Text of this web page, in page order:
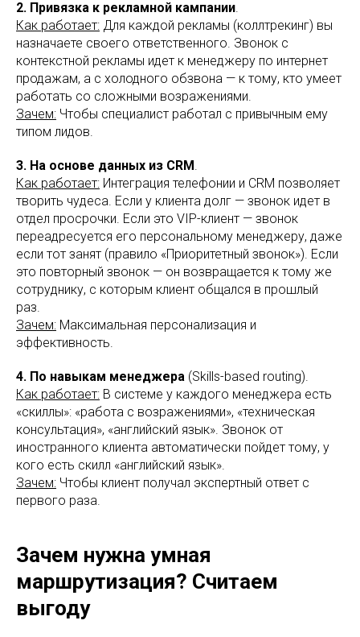
2. Привязка к рекламной кампании.
Как работает: Для каждой рекламы (коллтрекинг) вы
назначаете своего ответственного. Звонок с
контекстной рекламы идет к менеджеру по интернет
продажам, а с холодного обзвона — к тому, кто умеет
работать со сложными возражениями.
Зачем: Чтобы специалист работал с привычным ему
типом лидов.
3. На основе данных из CRM.
Как работает: Интеграция телефонии и CRM позволяет
творить чудеса. Если у клиента долг — звонок идет в
отдел просрочки. Если это VIP-клиент — звонок
переадресуется его персональному менеджеру, даже
если тот занят (правило «Приоритетный звонок»). Если
это повторный звонок — он возвращается к тому же
сотруднику, с которым клиент общался в прошлый
раз.
Зачем: Максимальная персонализация и
эффективность.
4. По навыкам менеджера (Skills-based routing).
Как работает: В системе у каждого менеджера есть
«скиллы»: «работа с возражениями», «техническая
консультация», «английский язык». Звонок от
иностранного клиента автоматически пойдет тому, у
кого есть скилл «английский язык».
Зачем: Чтобы клиент получал экспертный ответ с
первого раза.
Зачем нужна умная
маршрутизация? Считаем
выгоду